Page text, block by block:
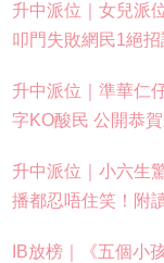
升中派位｜女兒派
叩門失敗網民1絕
升中派位｜準華仁
字KO酸民 公開恭
升中派位｜小六生
播都忍唔住笑！附
IB放榜｜《五個小